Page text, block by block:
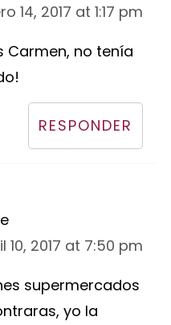
14, 2017 at 1:17 pm
Carmen, no tenía
RESPONDER
10, 2017 at 7:50 pm
supermercados
yo la